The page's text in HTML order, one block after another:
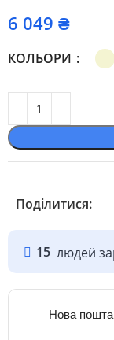
₴
КОЛЬОРИ
Поділитися:
15 людей
Нова пошта